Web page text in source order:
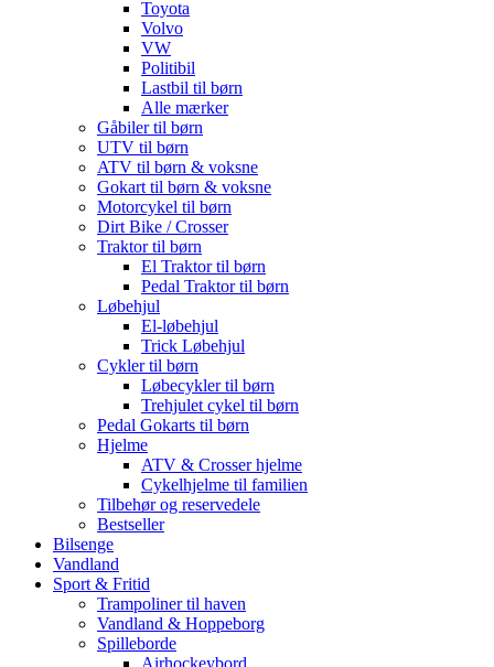
Toyota
Volvo
VW
Politibil
Lastbil til børn
Alle mærker
Gåbiler til børn
UTV til børn
ATV til børn & voksne
Gokart til børn & voksne
Motorcykel til børn
Dirt Bike / Crosser
Traktor til børn
El Traktor til børn
Pedal Traktor til børn
Løbehjul
El-løbehjul
Trick Løbehjul
Cykler til børn
Løbecykler til børn
Trehjulet cykel til børn
Pedal Gokarts til børn
Hjelme
ATV & Crosser hjelme
Cykelhjelme til familien
Tilbehør og reservedele
Bestseller
Bilsenge
Vandland
Sport & Fritid
Trampoliner til haven
Vandland & Hoppeborg
Spilleborde
Airhockeybord